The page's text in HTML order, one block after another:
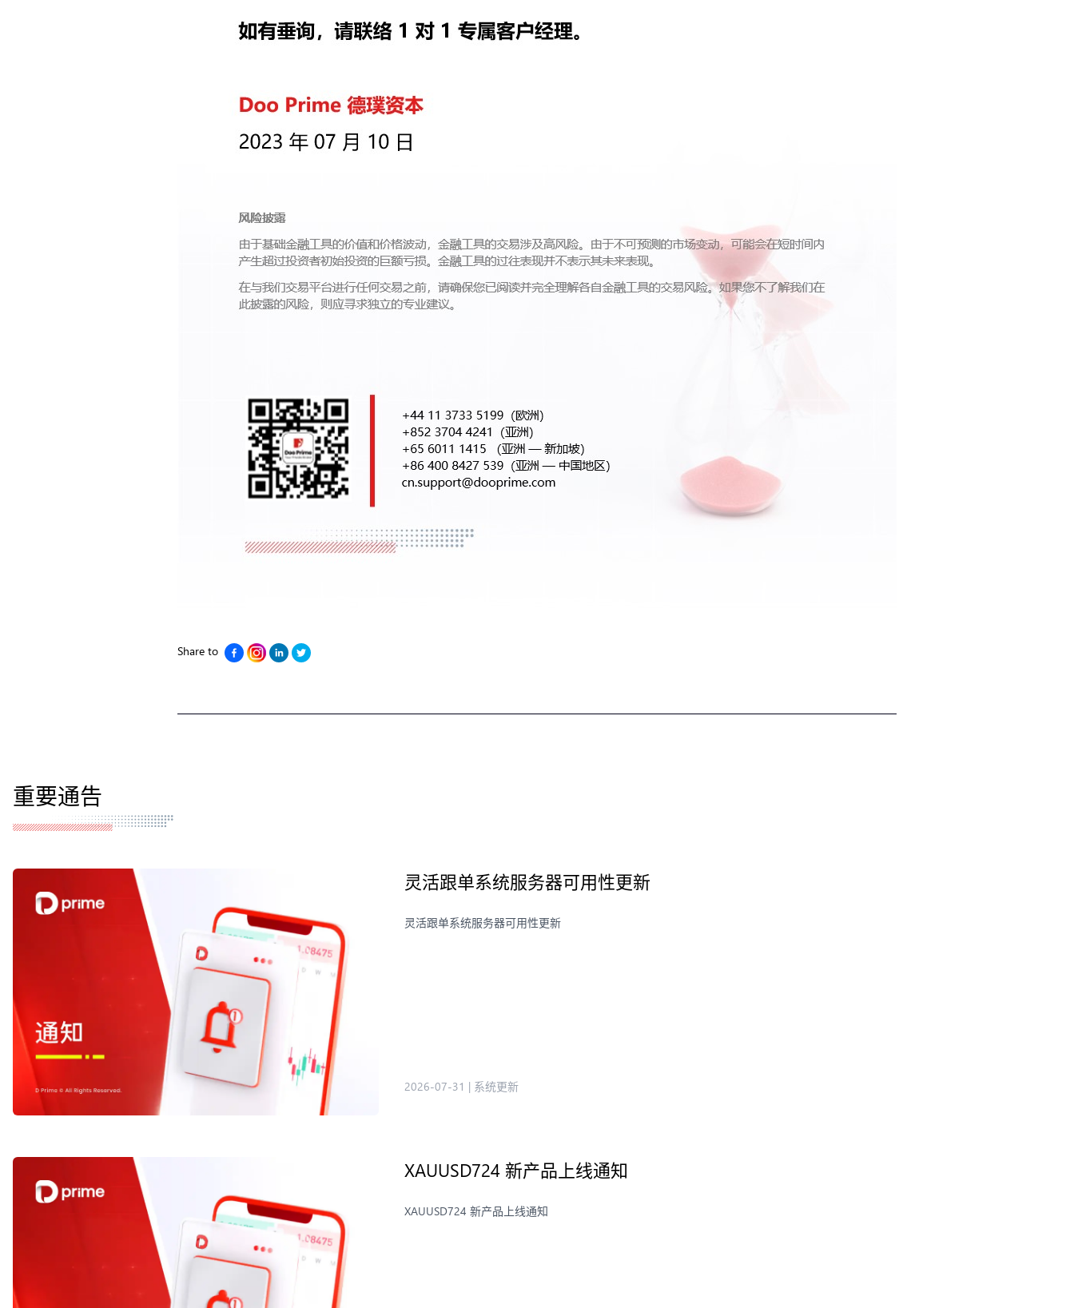
Share to
重要通告
2026-07-31 | 系统更新
灵活跟单系统服务器可用性更新
灵活跟单系统服务器可用性更新
XAUUSD724 新产品上线通知
XAUUSD724 新产品上线通知